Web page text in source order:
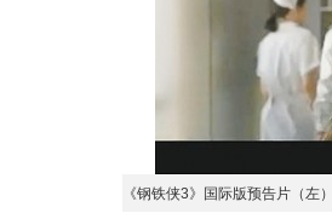
《钢铁侠3》国际版预告片（左